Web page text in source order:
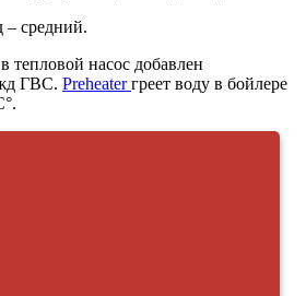
– средний.
тепловой насос добавлен
ГВС. Preheaterгреет воду в бойлере